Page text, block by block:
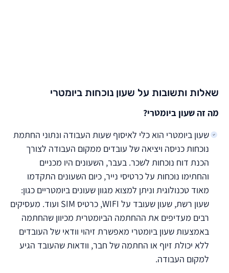
שאלות ותשובות על שעון נוכחות ביומטרי
מה זה שעון ביומטרי?
שעון ביומטרי הוא כלי לאיסוף שעות העבודה ונתוני החתמת
נוכחות כניסה ויציאה של עובדים ממקום העבודה לצורך
הכנת דוח נוכחות לשכר. בעבר, השעונים היו מכניים
והחתימו נוכחות על כרטיסי נייר, כיום השעונים התקדמו
מאוד טכנולוגית וניתן למצוא מגוון שעונים ביומטריים כגון:
שעון רשת, שעון שעובד על WIFI, כרטיס SIM ועוד. מעסיקים
רבים מעדיפים את ההחתמה הביומטרית מכיוון שהחתמה
באמצעות שעון ביומטרי מאפשרת זיהוי וודאי של העובדים
ללא יכולת זיוף או החתמה של חבר, וודאות שהעובד הגיע
למקום העבודה.